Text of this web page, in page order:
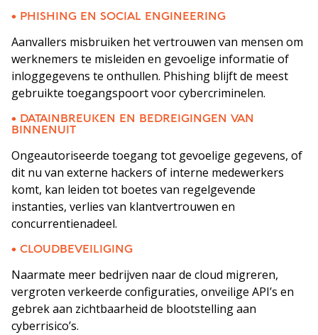
• PHISHING EN SOCIAL ENGINEERING
Aanvallers misbruiken het vertrouwen van mensen om
werknemers te misleiden en gevoelige informatie of
inloggegevens te onthullen. Phishing blijft de meest
gebruikte toegangspoort voor cybercriminelen.
• DATAINBREUKEN EN BEDREIGINGEN VAN
BINNENUIT
Ongeautoriseerde toegang tot gevoelige gegevens, of
dit nu van externe hackers of interne medewerkers
komt, kan leiden tot boetes van regelgevende
instanties, verlies van klantvertrouwen en
concurrentienadeel.
• CLOUDBEVEILIGING
Naarmate meer bedrijven naar de cloud migreren,
vergroten verkeerde configuraties, onveilige API’s en
gebrek aan zichtbaarheid de blootstelling aan
cyberrisico’s.